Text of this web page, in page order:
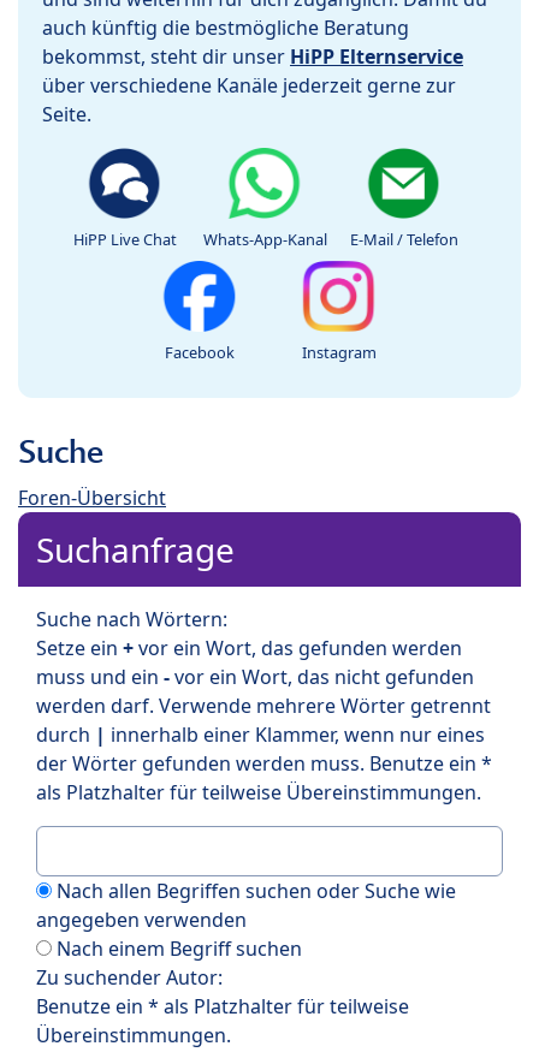
auch künftig die bestmögliche Beratung
bekommst, steht dir unser HiPP Elternservice
über verschiedene Kanäle jederzeit gerne zur
Seite.
HiPP Live Chat Whats-App-Kanal E-Mail / Telefon
Facebook Instagram
Suche
Foren-Übersicht
Suchanfrage
Suche nach Wörtern:
Setze ein +vor ein Wort, das gefunden werden
muss und ein -vor ein Wort, das nicht gefunden
werden darf. Verwende mehrere Wörter getrennt
durch | innerhalb einer Klammer, wenn nur eines
der Wörter gefunden werden muss. Benutze ein *
als Platzhalter für teilweise Übereinstimmungen.
Nach allen Begriffen suchen oder Suche wie
angegeben verwenden
Nach einem Begriff suchen
Zu suchender Autor:
Benutze ein * als Platzhalter für teilweise
Übereinstimmungen.